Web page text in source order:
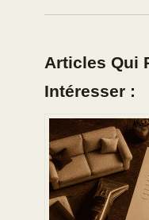
Articles Qui
Intéresser :